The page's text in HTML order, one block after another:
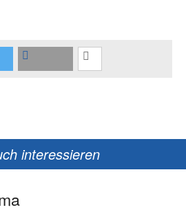
interessieren